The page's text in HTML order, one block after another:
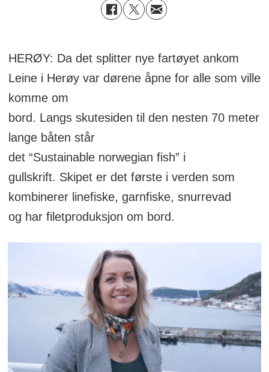
HERØY: Da det splitter nye fartøyet ankom
Leine i Herøy var dørene åpne for alle som ville
komme om
bord. Langs skutesiden til den nesten 70 meter
lange båten står
det “Sustainable norwegian fish” i
gullskrift. Skipet er det første i verden som
kombinerer linefiske, garnfiske, snurrevad
og har filetproduksjon om bord.